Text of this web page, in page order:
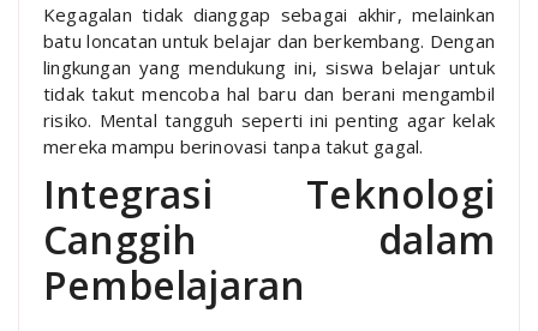
Kegagalan tidak dianggap sebagai akhir, melainkan
batu loncatan untuk belajar dan berkembang. Dengan
lingkungan yang mendukung ini, siswa belajar untuk
tidak takut mencoba hal baru dan berani mengambil
risiko. Mental tangguh seperti ini penting agar kelak
mereka mampu berinovasi tanpa takut gagal.
Integrasi Teknologi
Canggih dalam
Pembelajaran